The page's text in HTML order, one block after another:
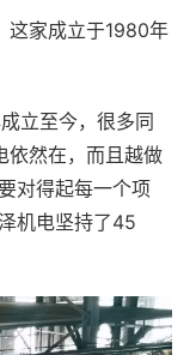
这家成立于1980年
立至今，很多同
依然在，而且越做
对得起每一个项
机电坚持了45